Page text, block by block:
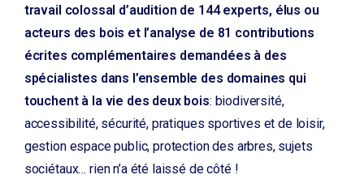
travail colossal d’audition de 144 experts, élus ou
acteurs des bois et l’analyse de 81 contributions
écrites complémentaires demandées à des
spécialistes dans l’ensemble des domaines qui
touchent à la vie des deux bois: biodiversité,
accessibilité, sécurité, pratiques sportives et de loisir,
gestion espace public, protection des arbres, sujets
sociétaux… rien n’a été laissé de côté !